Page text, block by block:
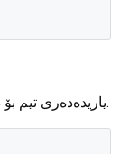
یاریدەدەری تیم بۆ دانانی فۆنتی کوردی لە ئاستی تەواوی ئەپەکە.